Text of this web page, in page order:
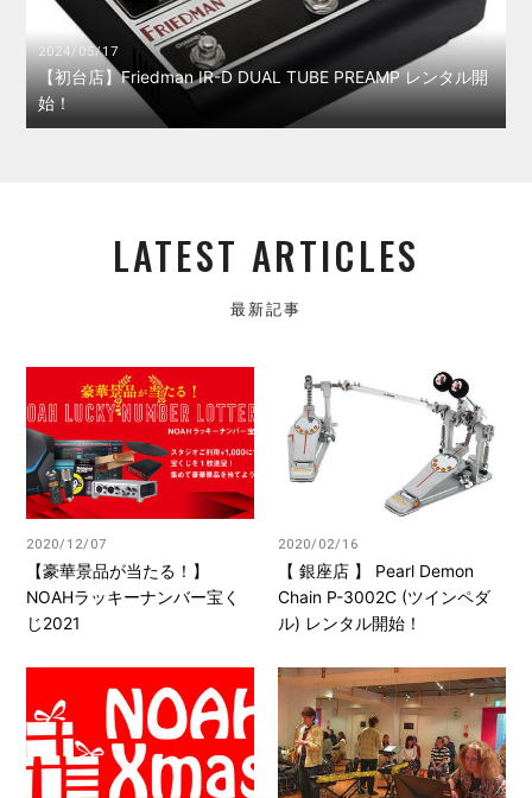
2024/05/17
【初台店】Friedman IR-D DUAL TUBE PREAMP レンタル開
始！
LATEST ARTICLES
最新記事
2020/12/07
【豪華景品が当たる！】
NOAHラッキーナンバー宝く
じ2021
2020/02/16
【 銀座店 】 Pearl Demon
Chain P-3002C (ツインペダ
ル) レンタル開始！